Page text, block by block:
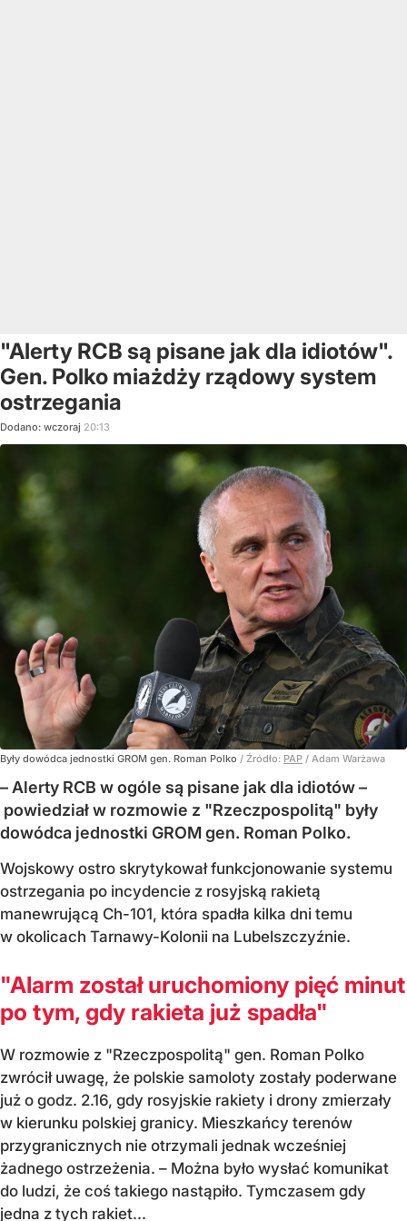
"Alerty RCB są pisane jak dla idiotów".
Gen. Polko miażdży rządowy system
ostrzegania
Dodano: wczoraj 20:13
Były dowódca jednostki GROM gen. Roman Polko / Źródło: PAP / Adam Warżawa
– Alerty RCB w ogóle są pisane jak dla idiotów –
powiedział w rozmowie z "Rzeczpospolitą" były
dowódca jednostki GROM gen. Roman Polko.
Wojskowy ostro skrytykował funkcjonowanie systemu
ostrzegania po incydencie z rosyjską rakietą
manewrującą Ch-101, która spadła kilka dni temu
w okolicach Tarnawy-Kolonii na Lubelszczyźnie.
"Alarm został uruchomiony pięć minut
po tym, gdy rakieta już spadła"
W rozmowie z "Rzeczpospolitą" gen. Roman Polko
zwrócił uwagę, że polskie samoloty zostały poderwane
już o godz. 2.16, gdy rosyjskie rakiety i drony zmierzały
w kierunku polskiej granicy. Mieszkańcy terenów
przygranicznych nie otrzymali jednak wcześniej
żadnego ostrzeżenia. – Można było wysłać komunikat
do ludzi, że coś takiego nastąpiło. Tymczasem gdy
jedna z tych rakiet...